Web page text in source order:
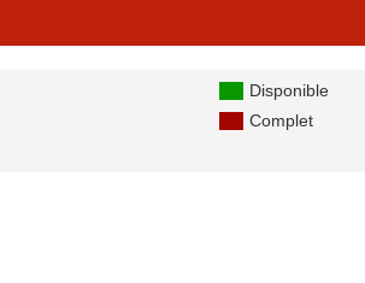
Disponible
Complet